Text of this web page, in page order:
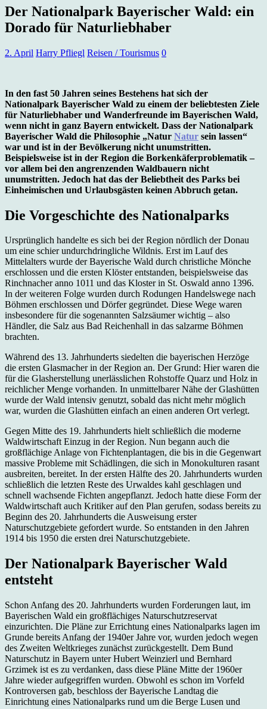
Der Nationalpark Bayerischer Wald: ein
Dorado für Naturliebhaber
2. April Harry Pfliegl Reisen / Tourismus 0
In den fast 50 Jahren seines Bestehens hat sich der
Nationalpark Bayerischer Wald zu einem der beliebtesten Ziele
für Naturliebhaber und Wanderfreunde im Bayerischen Wald,
wenn nicht in ganz Bayern entwickelt. Dass der Nationalpark
Bayerischer Wald die Philosophie „Natur Natur sein lassen“
war und ist in der Bevölkerung nicht unumstritten.
Beispielsweise ist in der Region die Borkenkäferproblematik –
vor allem bei den angrenzenden Waldbauern nicht
unumstritten. Jedoch hat das der Beliebtheit des Parks bei
Einheimischen und Urlaubsgästen keinen Abbruch getan.
Die Vorgeschichte des Nationalparks
Ursprünglich handelte es sich bei der Region nördlich der Donau
um eine schier undurchdringliche Wildnis. Erst im Lauf des
Mittelalters wurde der Bayerische Wald durch christliche Mönche
erschlossen und die ersten Klöster entstanden, beispielsweise das
Rinchnacher anno 1011 und das Kloster in St. Oswald anno 1396.
In der weiteren Folge wurden durch Rodungen Handelswege nach
Böhmen erschlossen und Dörfer gegründet. Diese Wege waren
insbesondere für die sogenannten Salzsäumer wichtig – also
Händler, die Salz aus Bad Reichenhall in das salzarme Böhmen
brachten.
Während des 13. Jahrhunderts siedelten die bayerischen Herzöge
die ersten Glasmacher in der Region an. Der Grund: Hier waren die
für die Glasherstellung unerlässlichen Rohstoffe Quarz und Holz in
reichlicher Menge vorhanden. In unmittelbarer Nähe der Glashütten
wurde der Wald intensiv genutzt, sobald das nicht mehr möglich
war, wurden die Glashütten einfach an einen anderen Ort verlegt.
Gegen Mitte des 19. Jahrhunderts hielt schließlich die moderne
Waldwirtschaft Einzug in der Region. Nun begann auch die
großflächige Anlage von Fichtenplantagen, die bis in die Gegenwart
massive Probleme mit Schädlingen, die sich in Monokulturen rasant
ausbreiten, bereitet. In der ersten Hälfte des 20. Jahrhunderts wurden
schließlich die letzten Reste des Urwaldes kahl geschlagen und
schnell wachsende Fichten angepflanzt. Jedoch hatte diese Form der
Waldwirtschaft auch Kritiker auf den Plan gerufen, sodass bereits zu
Beginn des 20. Jahrhunderts die Ausweisung erster
Naturschutzgebiete gefordert wurde. So entstanden in den Jahren
1914 bis 1950 die ersten drei Naturschutzgebiete.
Der Nationalpark Bayerischer Wald
entsteht
Schon Anfang des 20. Jahrhunderts wurden Forderungen laut, im
Bayerischen Wald ein großflächiges Naturschutzreservat
einzurichten. Die Pläne zur Errichtung eines Nationalparks lagen im
Grunde bereits Anfang der 1940er Jahre vor, wurden jedoch wegen
des Zweiten Weltkrieges zunächst zurückgestellt. Dem Bund
Naturschutz in Bayern unter Hubert Weinzierl und Bernhard
Grzimek ist es zu verdanken, dass diese Pläne Mitte der 1960er
Jahre wieder aufgegriffen wurden. Obwohl es schon im Vorfeld
Kontroversen gab, beschloss der Bayerische Landtag die
Einrichtung eines Nationalparks rund um die Berge Lusen und